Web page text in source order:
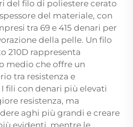
del filo di poliestere cerato
del materiale, con
tra 69 e 415 denari per
della pelle. Un filo
210D rappresenta
medio che offre un
tra resistenza e
fili con denari più elevati
resistenza, ma
aghi più grandi e creare
evidenti, mentre le